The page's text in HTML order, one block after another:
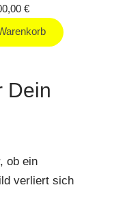
€
Dein
ob ein
verliert sich